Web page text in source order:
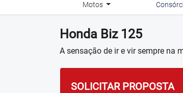
Motos
Honda Biz 125
A sensação de ir e vir sempre na
SOLICITAR PROPOSTA